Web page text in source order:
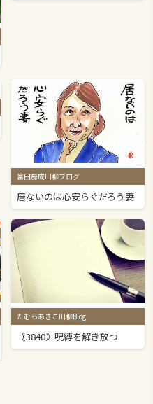
富田房成川柳ブログ
居ないのは心安らぐだろう妻
たむらあきこ川柳Blog
｟3840｠呪縛を解き放つ